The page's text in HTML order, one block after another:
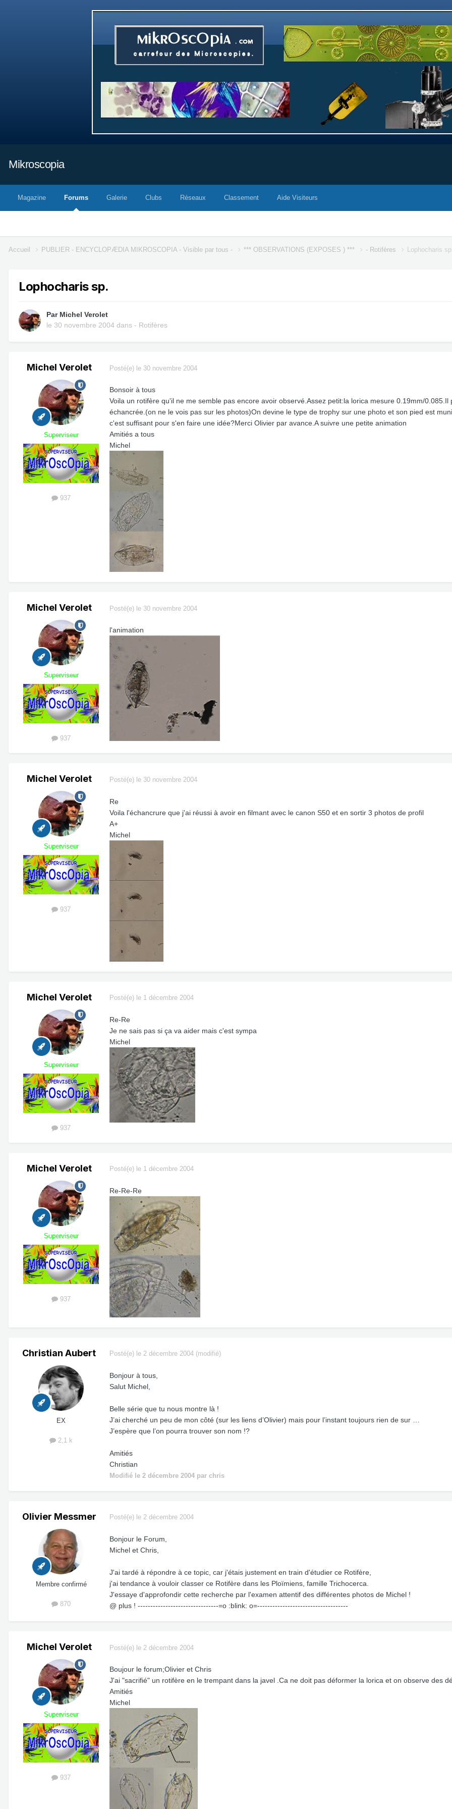
Mikroscopia
Magazine Forums Galerie Clubs Réseaux Classement Aide Visiteurs
Accueil PUBLIER - ENCYCLOPÆDIA MIKROSCOPIA - Visible par tous - *** OBSERVATIONS (EXPOSES ) *** - Rotifères Lophocharis sp.
Lophocharis sp.
Par Michel Verolet
le 30 novembre 2004 dans - Rotifères
Michel Verolet
Superviseur
937
Posté(e) le 30 novembre 2004
Bonsoir à tous
Voila un rotifère qu'il ne me semble pas encore avoir observé.Assez petit:la lorica mesure 0.19mm/
échancrée.(on ne le vois pas sur les photos)On devine le type de trophy sur une photo et son pied est
c'est suffisant pour s'en faire une idée?Merci Olivier par avance.A suivre une petite animation
Amitiés a tous
Michel
Michel Verolet
Superviseur
937
Posté(e) le 30 novembre 2004
l'animation
Michel Verolet
Superviseur
937
Posté(e) le 30 novembre 2004
Re
Voila l'échancrure que j'ai réussi à avoir en filmant avec le canon S50 et en sortir 3 photos de profil
A+
Michel
Michel Verolet
Superviseur
937
Posté(e) le 1 décembre 2004
Re-Re
Je ne sais pas si ça va aider mais c'est sympa
Michel
Michel Verolet
Superviseur
937
Posté(e) le 1 décembre 2004
Re-Re-Re
Christian Aubert
EX
2,1 k
Posté(e) le 2 décembre 2004 (modifié)
Bonjour à tous,
Salut Michel,
Belle série que tu nous montre là !
J’ai cherché un peu de mon côté (sur les liens d’Olivier) mais pour l’instant toujours rien de sur …
J’espère que l’on pourra trouver son nom !?
Amitiés
Christian
Modifié le 2 décembre 2004 par chris
Olivier Messmer
Membre confirmé
870
Posté(e) le 2 décembre 2004
Bonjour le Forum,
Michel et Chris,
J'ai tardé à répondre à ce topic, car j'étais justement en train d'étudier ce Rotifère,
j'ai tendance à vouloir classer ce Rotifère dans les Ploïmiens, famille Trichocerca.
J'essaye d'approfondir cette recherche par l'examen attentif des différentes photos de Michel !
@ plus ! --------------------------------=o :blink: o=------------------------------------
Michel Verolet
Superviseur
937
Posté(e) le 2 décembre 2004
Boujour le forum;Olivier et Chris
J'ai "sacrifié" un rotifère en le trempant dans la javel .Ca ne doit pas déformer la lorica et on observe des
Amitiés
Michel